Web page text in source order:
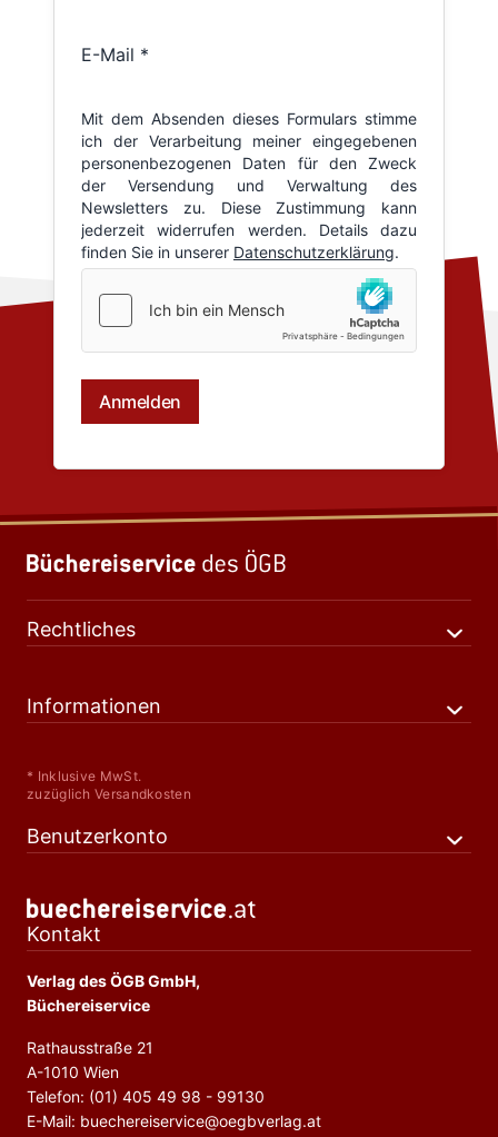
Rechtliches
Informationen
* Inklusive MwSt.
zuzüglich Versandkosten
Benutzerkonto
Kontakt
Verlag des ÖGB GmbH,
Büchereiservice
Rathausstraße 21
A-1010 Wien
Telefon: (01) 405 49 98 - 99130
E-Mail: buechereiservice@oegbverlag.at